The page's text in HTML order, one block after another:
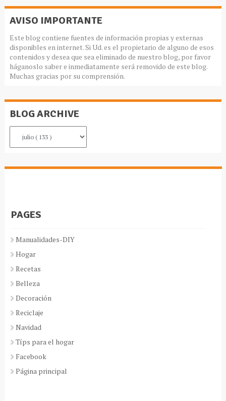
AVISO IMPORTANTE
Este blog contiene fuentes de información propias y externas
disponibles en internet. Si Ud. es el propietario de alguno de esos
contenidos y desea que sea eliminado de nuestro blog, por favor
háganoslo saber e inmediatamente será removido de este blog.
Muchas gracias por su comprensión.
BLOG ARCHIVE
PAGES
Manualidades-DIY
Hogar
Recetas
Belleza
Decoración
Reciclaje
Navidad
Típs para el hogar
Facebook
Página principal